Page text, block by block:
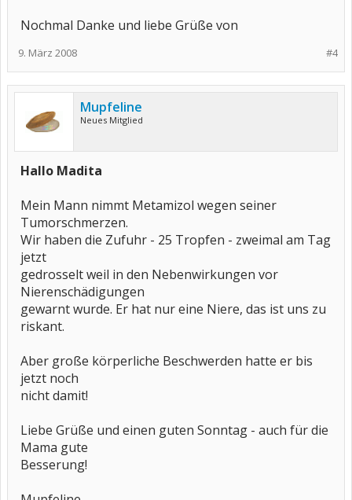
Nochmal Danke und liebe Grüße von
#4
9. März 2008
Mupfeline
Neues Mitglied
Hallo Madita
Mein Mann nimmt Metamizol wegen seiner
Tumorschmerzen.
Wir haben die Zufuhr - 25 Tropfen - zweimal am Tag
jetzt
gedrosselt weil in den Nebenwirkungen vor
Nierenschädigungen
gewarnt wurde. Er hat nur eine Niere, das ist uns zu
riskant.
Aber große körperliche Beschwerden hatte er bis
jetzt noch
nicht damit!
Liebe Grüße und einen guten Sonntag - auch für die
Mama gute
Besserung!